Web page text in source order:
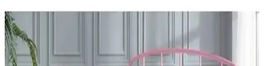
Adel Sakura ve NaSaDAN Pati Silgi'nin özelliklerini, kullanıcı
yorumlarını ve karşılaştırmalarını detaylı inceleyerek, ihtiyaçlarınıza
uygun en iyi silgiyi seçmenize yardımcı oluyoruz.